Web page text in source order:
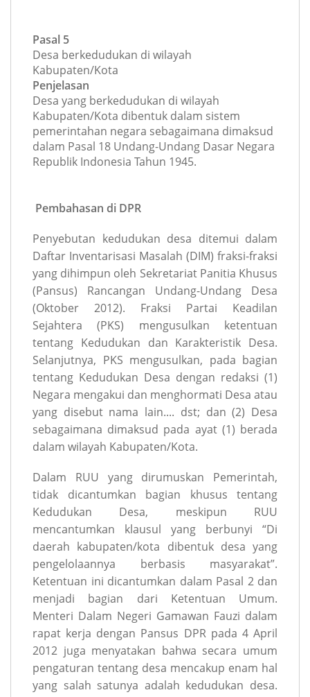
Pasal 5
Desa berkedudukan di wilayah
Kabupaten/Kota
Penjelasan
Desa yang berkedudukan di wilayah
Kabupaten/Kota dibentuk dalam sistem
pemerintahan negara sebagaimana dimaksud
dalam Pasal 18 Undang-Undang Dasar Negara
Republik Indonesia Tahun 1945.
Pembahasan di DPR
Penyebutan kedudukan desa ditemui dalam
Daftar Inventarisasi Masalah (DIM) fraksi-fraksi
yang dihimpun oleh Sekretariat Panitia Khusus
(Pansus) Rancangan Undang-Undang Desa
(Oktober 2012). Fraksi Partai Keadilan
Sejahtera (PKS) mengusulkan ketentuan
tentang Kedudukan dan Karakteristik Desa.
Selanjutnya, PKS mengusulkan, pada bagian
tentang Kedudukan Desa dengan redaksi (1)
Negara mengakui dan menghormati Desa atau
yang disebut nama lain.... dst; dan (2) Desa
sebagaimana dimaksud pada ayat (1) berada
dalam wilayah Kabupaten/Kota.
Dalam RUU yang dirumuskan Pemerintah,
tidak dicantumkan bagian khusus tentang
Kedudukan Desa, meskipun RUU
mencantumkan klausul yang berbunyi “Di
daerah kabupaten/kota dibentuk desa yang
pengelolaannya berbasis masyarakat”.
Ketentuan ini dicantumkan dalam Pasal 2 dan
menjadi bagian dari Ketentuan Umum.
Menteri Dalam Negeri Gamawan Fauzi dalam
rapat kerja dengan Pansus DPR pada 4 April
2012 juga menyatakan bahwa secara umum
pengaturan tentang desa mencakup enam hal
yang salah satunya adalah kedudukan desa.